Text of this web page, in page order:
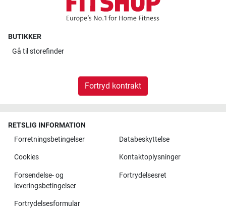
BUTIKKER
Gå til storefinder
Fortryd kontrakt
RETSLIG INFORMATION
Forretningsbetingelser
Databeskyttelse
Cookies Kontaktoplysninger
Forsendelse- og
leveringsbetingelser
Fortrydelsesret
Fortrydelsesformular